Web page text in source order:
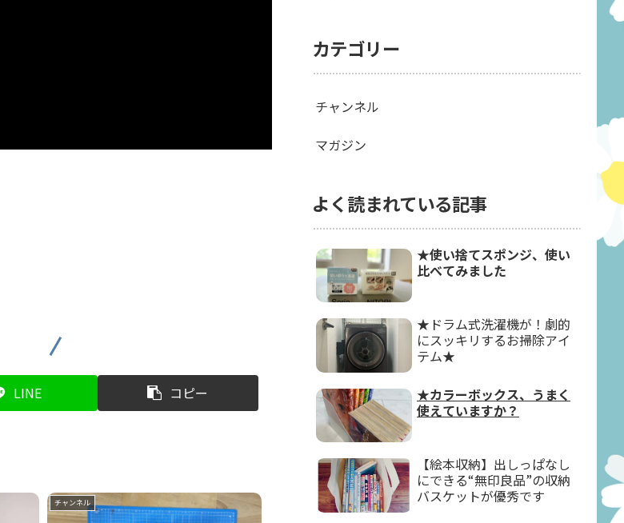
LINE コピー
チャンネル
カテゴリー
チャンネル
マガジン
よく読まれている記事
★使い捨てスポンジ、使い
比べてみました
★ドラム式洗濯機が！劇的
にスッキリするお掃除アイ
テム★
★カラーボックス、うまく
使えていますか？
【絵本収納】出しっぱなし
にできる“無印良品”の収納
バスケットが優秀です